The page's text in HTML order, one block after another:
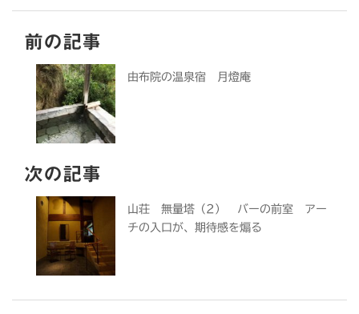
前の記事
由布院の温泉宿 月燈庵
次の記事
山荘 無量塔（2） バーの前室 アー
チの入口が、期待感を煽る